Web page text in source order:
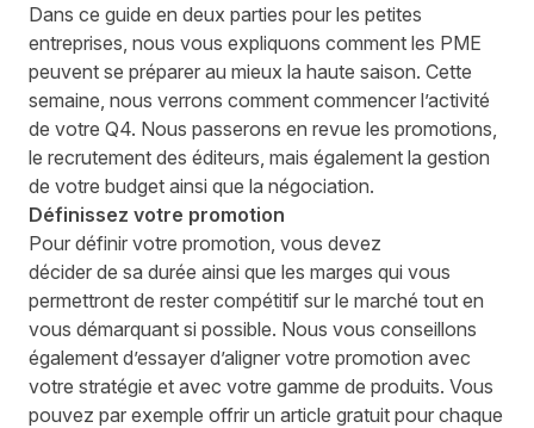
Dans ce guide en deux parties pour les petites
entreprises, nous vous expliquons comment les PME
peuvent se préparer au mieux la haute saison. Cette
semaine, nous verrons comment commencer l’activité
de votre Q4. Nous passerons en revue les promotions,
le recrutement des éditeurs mais également la gestion
de votre budget ainsi que la négociation.
Définissez votre promotion
Pour définir votre promotion, vous devez
décider de sa durée ainsi que les marges qui vous
permettront de rester compétitif sur le marché tout en
vous démarquant si possible. Nous vous conseillons
également d’essayer d’aligner votre promotion avec
votre stratégie et avec votre gamme de produits. Vous
pouvez par exemple offrir un article gratuit pour chaque